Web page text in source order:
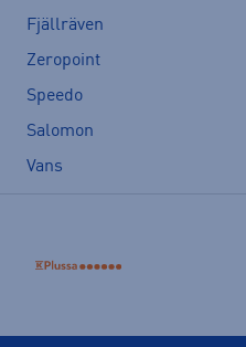
Fjällräven
Zeropoint
Speedo
Salomon
Vans